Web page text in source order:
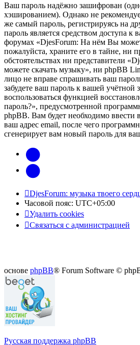
Ваш пароль надёжно зашифрован
хэшированием). Однако не
же самый пароль, регистрируясь на
пароль является средством доступа к
форумах «DjesForum: На нём Вы
пожалуйста, храните его в тайне, ни
обстоятельствах ни представители
можете скачать музыку», ни phpBB
лицо не вправе спрашивать ваш
забудете ваш пароль к вашей учётной
воспользоваться функцией
пароль?», предусмотренной
phpBB. Вам будет необходимо ввести
ваш адрес email, после чего
сгенерирует вам новый пароль для
vk
Telegram
DjesForum: музыка твоего
Часовой пояс: UTC+05:00
Удалить cookies
Связаться с администрацией
основе phpBB® Forum Software ©
Русская поддержка phpBB